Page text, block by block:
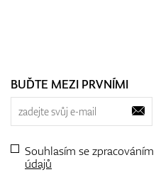
BUĎTE MEZI PRVNÍMI
Souhlasím se zpracováním
údajů